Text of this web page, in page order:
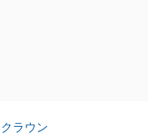
クラウン